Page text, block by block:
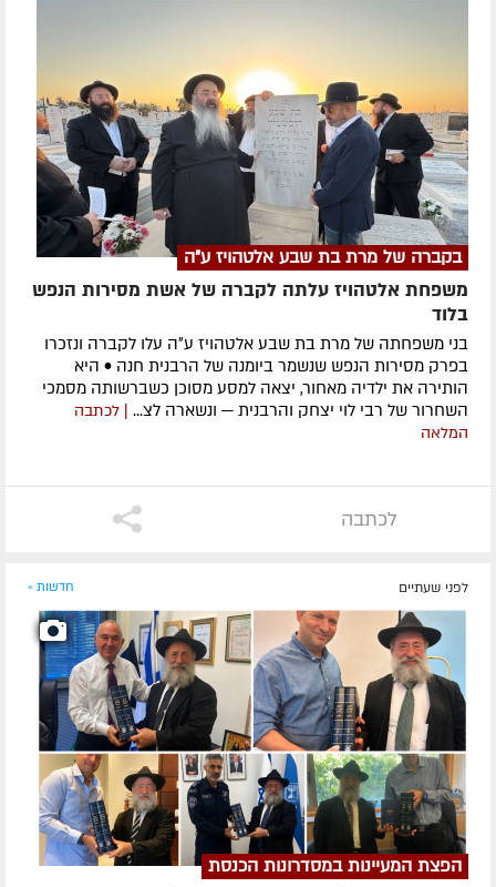
בקברה של מרת בת שבע אלטהויז ע"ה
משפחת אלטהויז עלתה לקברה של אשת מסירות הנפש
בלוד
בני משפחתה של מרת בת שבע אלטהויז ע״ה עלו לקברה ונזכרו
בפרק מסירות הנפש שנשמר ביומנה של הרבנית חנה • היא
הותירה את ילדיה מאחור, יצאה למסע מסוכן כשברשותה מסמכי
השחרור של רבי לוי יצחק והרבנית — ונשארה לצ... | לכתבה
המלאה
לכתבה
לפני שעתיים חדשות »
הפצת המעיינות במסדרונות הכנסת